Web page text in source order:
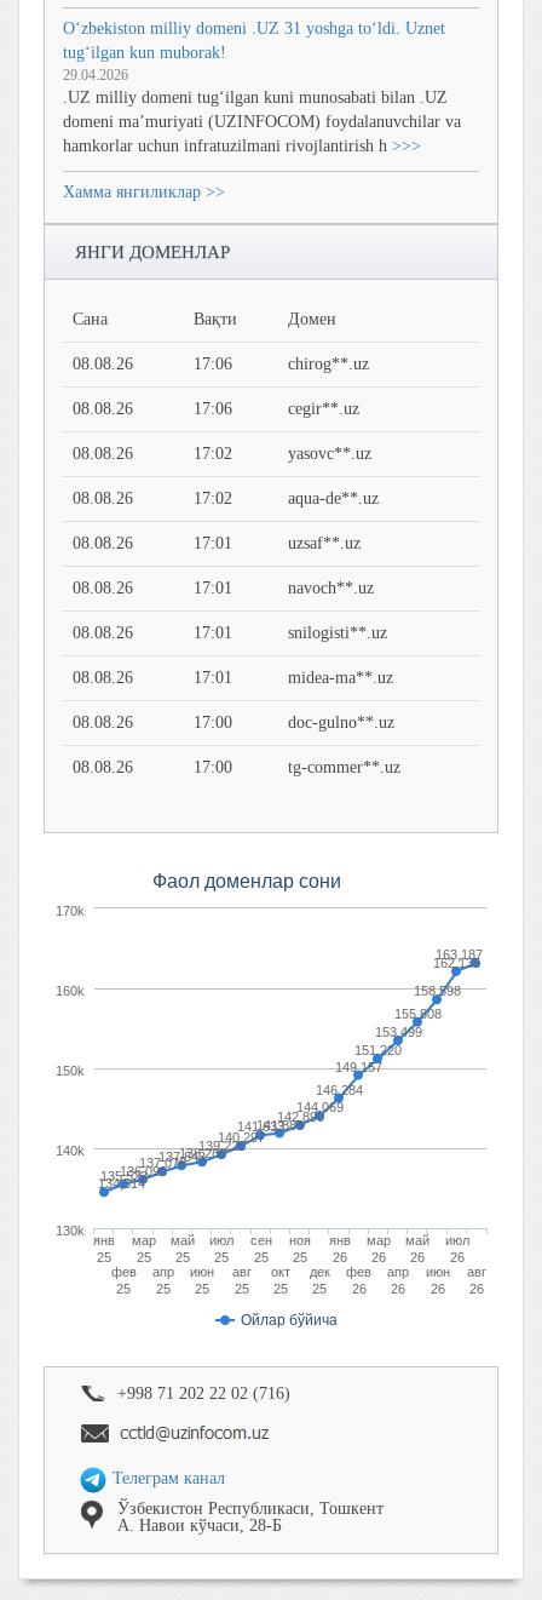
O‘zbekiston milliy domeni .UZ 31 yoshga to‘ldi. Uznet
tug‘ilgan kun muborak!
29.04.2026
.UZ milliy domeni tug‘ilgan kuni munosabati bilan .UZ
domeni ma’muriyati (UZINFOCOM) foydalanuvchilar va
hamkorlar uchun infratuzilmani rivojlantirish h >>>
Хамма янгиликлар >>
ЯНГИ ДОМЕНЛАР
Сана Вақти Домен
08.08.26 17:06 chirog**.uz
08.08.26 17:06 cegir**.uz
08.08.26 17:02 yasovc**.uz
08.08.26 17:02 aqua-de**.uz
08.08.26 17:01 uzsaf**.uz
08.08.26 17:01 navoch**.uz
08.08.26 17:01 snilogisti**.uz
08.08.26 17:01 midea-ma**.uz
08.08.26 17:00 doc-gulno**.uz
08.08.26 17:00 tg-commer**.uz
Фaол доменлaр сони
134,514
135,523
136,090
137,079
137,843
138,280
139,225
140,297
141,633
141,889
142,890
144,069
146,284
149,157
151,220
153,499
155,808
158,598
162,135
163,187
Ойлар бўйича
янв
25
фев
25
мар
25
апр
25
май
25
июн
25
июл
25
авг
25
сен
25
окт
25
ноя
25
дек
25
янв
26
фев
26
мар
26
апр
26
май
26
июн
26
июл
26
авг
26
130k
140k
150k
160k
170k
+998 71 202 22 02 (716)
Телеграм канал
Ўзбекистон Республикаcи, Тошкент
А. Навои кўчаси, 28-Б